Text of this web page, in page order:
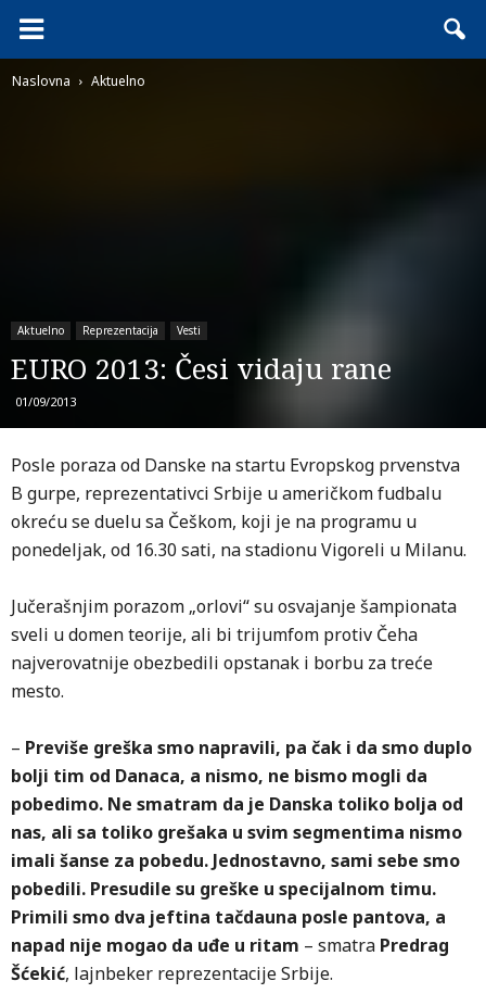
Naslovna Aktuelno
Aktuelno Reprezentacija Vesti
EURO 2013: Česi vidaju rane
01/09/2013
Posle poraza od Danske na startu Evropskog prvenstva
B gurpe, reprezentativci Srbije u američkom fudbalu
okreću se duelu sa Češkom, koji je na programu u
ponedeljak, od 16.30 sati, na stadionu Vigoreli u Milanu.
Jučerašnjim porazom „orlovi“ su osvajanje šampionata
sveli u domen teorije, ali bi trijumfom protiv Čeha
najverovatnije obezbedili opstanak i borbu za treće
mesto.
– Previše greška smo napravili, pa čak i da smo duplo
bolji tim od Danaca, a nismo, ne bismo mogli da
pobedimo. Ne smatram da je Danska toliko bolja od
nas, ali sa toliko grešaka u svim segmentima nismo
imali šanse za pobedu. Jednostavno, sami sebe smo
pobedili. Presudile su greške u specijalnom timu.
Primili smo dva jeftina tačdauna posle pantova, a
napad nije mogao da uđe u ritam – smatra Predrag
Šćekić, lajnbeker reprezentacije Srbije.